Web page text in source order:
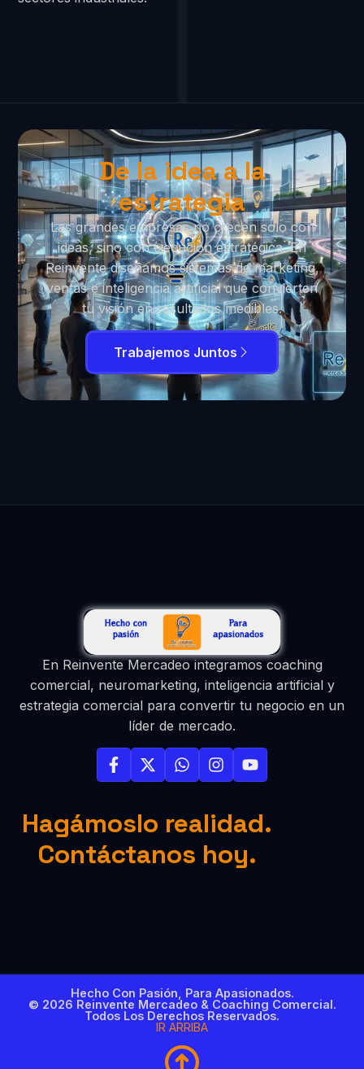
De la idea a la
estrategia
Las grandes empresas no crecen solo con
ideas, sino con ejecución estratégica. En
Reinvente diseñamos sistemas de marketing,
ventas e inteligencia artificial que convierten
tu visión en resultados medibles.
Trabajemos Juntos
En Reinvente Mercadeo integramos coaching
comercial, neuromarketing, inteligencia artificial y
estrategia comercial para convertir tu negocio en un
líder de mercado.
Hagámoslo realidad.
Contáctanos hoy.
Hecho Con Pasión, Para Apasionados.
© 2026 Reinvente Mercadeo & Coaching Comercial.
Todos Los Derechos Reservados.
IR ARRIBA